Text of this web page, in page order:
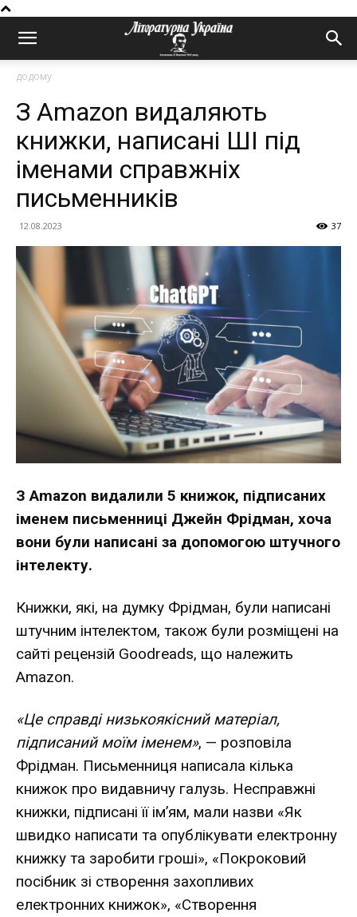
додому
З Amazon видаляють
книжки, написані ШІ під
іменами справжніх
письменників
12.08.2023 37
З Amazon видалили 5 книжок, підписаних
іменем письменниці Джейн Фрідман, хоча
вони були написані за допомогою штучного
інтелекту.
Книжки, які, на думку Фрідман, були написані
штучним інтелектом, також були розміщені на
сайті рецензій Goodreads, що належить
Amazon.
«Це справді низькоякісний матеріал,
підписаний моїм іменем», — розповіла
Фрідман. Письменниця написала кілька
книжок про видавничу галузь. Несправжні
книжки, підписані її ім’ям, мали назви «Як
швидко написати та опублікувати електронну
книжку та заробити гроші», «Покроковий
посібник зі створення захопливих
електронних книжок», «Створення